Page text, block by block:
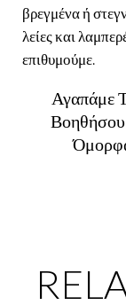
βρεγμένα ή
λείες και
επιθυμούμε.
Αγαπάμε